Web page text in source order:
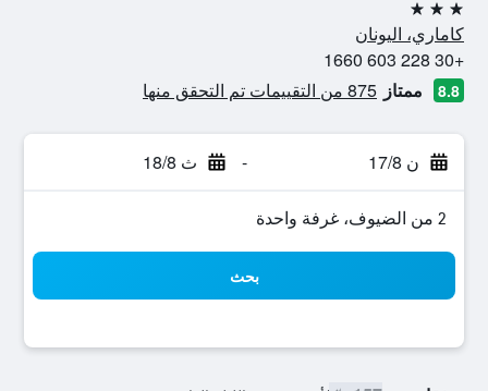
3 نجوم
كاماري، اليونان
+30 228 603 1660
8.8 ممتاز 875 من التقييمات تم التحقق منها
ن 17/8 - ث 18/8
2 من الضيوف، غرفة واحدة
بحث